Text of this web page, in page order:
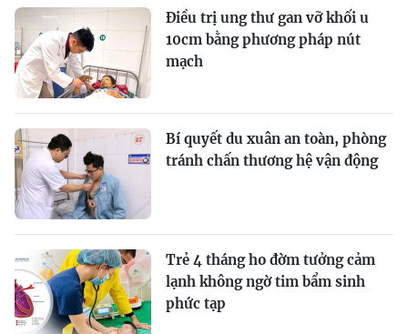
Điều trị ung thư gan vỡ khối u
10cm bằng phương pháp nút
mạch
Bí quyết du xuân an toàn, phòng
tránh chấn thương hệ vận động
Trẻ 4 tháng ho đờm tưởng cảm
lạnh không ngờ tim bẩm sinh
phức tạp